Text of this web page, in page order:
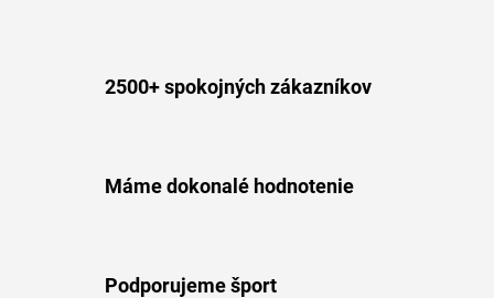
2500+ spokojných zákazníkov
Máme dokonalé hodnotenie
Podporujeme šport